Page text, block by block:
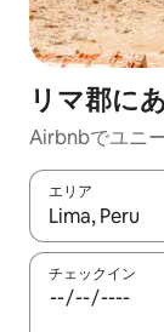
リマ郡に
Airbnbでユニ
エリア
検索結果が表
チェックイン